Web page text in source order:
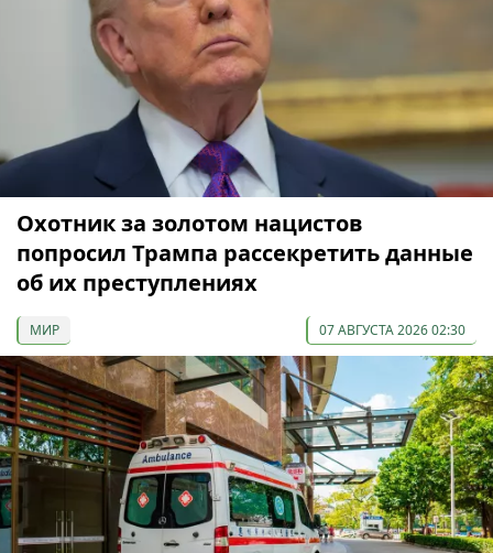
Охотник за золотом нацистов
попросил Трампа рассекретить данные
об их преступлениях
МИР 07 АВГУСТА 2026 02:30